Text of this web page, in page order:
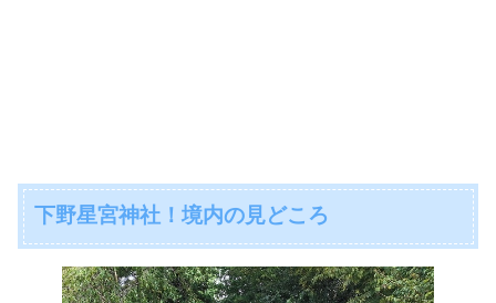
下野星宮神社！境内の見どころ